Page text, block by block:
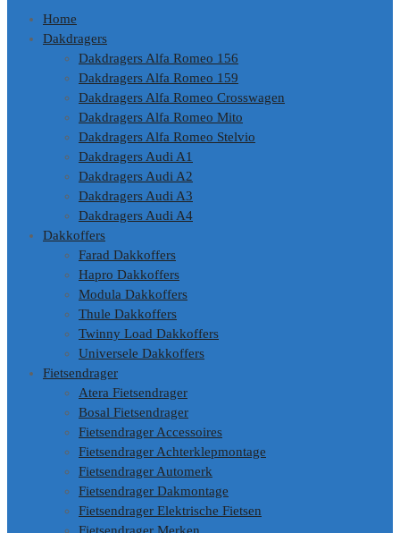
Home
Dakdragers
Dakdragers Alfa Romeo 156
Dakdragers Alfa Romeo 159
Dakdragers Alfa Romeo Crosswagen
Dakdragers Alfa Romeo Mito
Dakdragers Alfa Romeo Stelvio
Dakdragers Audi A1
Dakdragers Audi A2
Dakdragers Audi A3
Dakdragers Audi A4
Dakkoffers
Farad Dakkoffers
Hapro Dakkoffers
Modula Dakkoffers
Thule Dakkoffers
Twinny Load Dakkoffers
Universele Dakkoffers
Fietsendrager
Atera Fietsendrager
Bosal Fietsendrager
Fietsendrager Accessoires
Fietsendrager Achterklepmontage
Fietsendrager Automerk
Fietsendrager Dakmontage
Fietsendrager Elektrische Fietsen